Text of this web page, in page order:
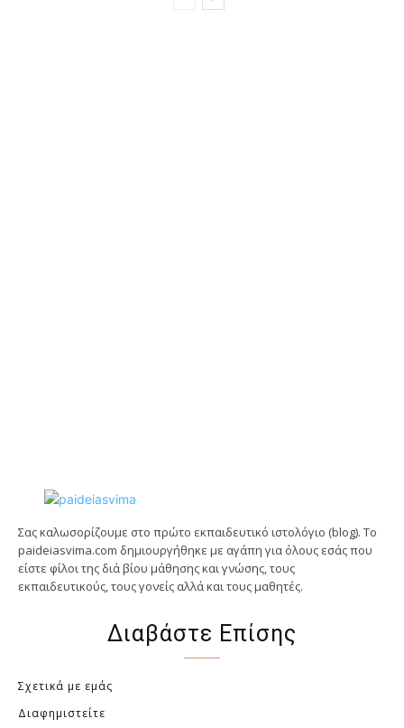
Σας καλωσορίζουμε στο πρώτο εκπαιδευτικό ιστολόγιο (blog). Tο
paideiasvima.com δημιουργήθηκε με αγάπη για όλους εσάς που
είστε φίλοι της διά βίου μάθησης και γνώσης, τους
εκπαιδευτικούς, τους γονείς αλλά και τους μαθητές.
Διαβάστε Επίσης
Σχετικά με εμάς
Διαφημιστείτε